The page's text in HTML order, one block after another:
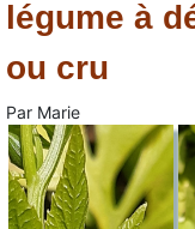
légume à
ou cru
Par Marie